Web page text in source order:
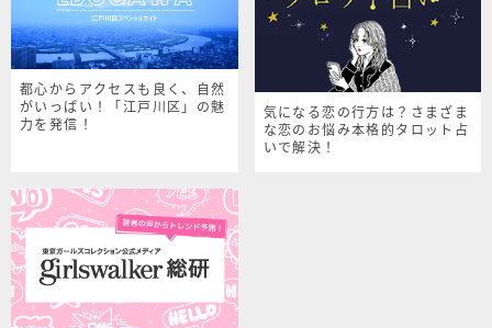
都心からアクセスも良く、自然
がいっぱい！「江戸川区」の魅
力を発信！
気になる恋の行方は？さまざま
な恋のお悩み本格的タロット占
いで解決！